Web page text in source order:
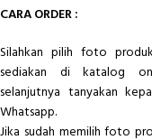
CARA ORDER :
Silahkan pilih foto
sediakan di katalog
selanjutnya tanyakan
Whatsapp.
Jika sudah memilih foto